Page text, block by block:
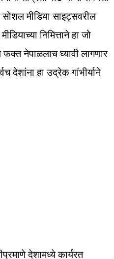
मीडिया साइट्सवरील
निमित्ताने हा जो
नेपाळलाच घ्यावी लागणार
देशांना हा उद्रेक गांभीर्याने
देशामध्ये कार्यरत